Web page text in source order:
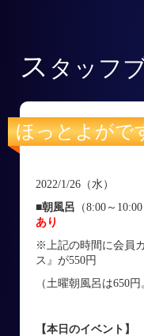
ス タッフ
ほっとよがで
2022/1/26（水）
■朝風呂 （8:00～10:00
あり
※上記の時間に会員
ス』が550円
（土曜朝風呂は650
【本日のイベント】